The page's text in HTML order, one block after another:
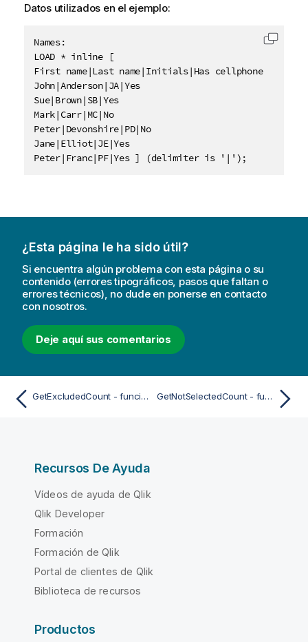
Datos utilizados en el ejemplo:
Names:
LOAD * inline [
First name|Last name|Initials|Has cellphone
John|Anderson|JA|Yes
Sue|Brown|SB|Yes
Mark|Carr|MC|No
Peter|Devonshire|PD|No
Jane|Elliot|JE|Yes
Peter|Franc|PF|Yes ] (delimiter is '|');
Copiar
¿Esta página le ha sido útil?
Si encuentra algún problema con esta página o su
contenido (errores tipográficos, pasos que faltan o
errores técnicos), no dude en ponerse en contacto
con nosotros.
Deje aquí sus comentarios
GetExcludedCount - función de gráfico GetNotSelectedCount - función de gráfico
Recursos De Ayuda
Vídeos de ayuda de Qlik
Qlik Developer
Formación
Formación de Qlik
Portal de clientes de Qlik
Biblioteca de recursos
Productos